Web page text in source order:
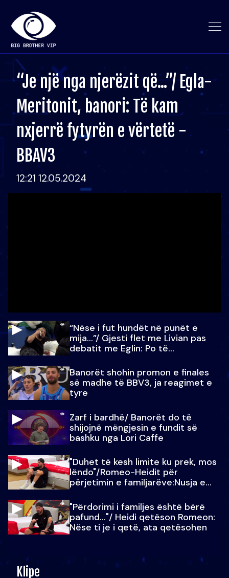
“Je një nga njerëzit që...”/ Egla-
Meritonit, banori: Të kam
nxjerrë fytyrën e vërtetë -
BBAV3
12:21 12.05.2024
“Nëse i fut hundët në punët e
mija…”/ Gjesti flet me Livian pas
debatit me Eglin: Po të
Banorët shohin promon e finales
së madhe të BBV3, ja reagimet e
tyre
Zarf i bardhë/ Banorët do të
shijojnë mëngjesin e fundit së
bashku nga Lori Caffe
"Duhet të kesh limite ku prek, mos
lëndo"/Romeo-Heidit për
përjetimin e familjarëve:Nusja e
"Përdorimi i familjes është bërë
pafund…"/ Heidi qetëson Romeon:
Nëse ti je i qetë, ata qetësohen
Klipe